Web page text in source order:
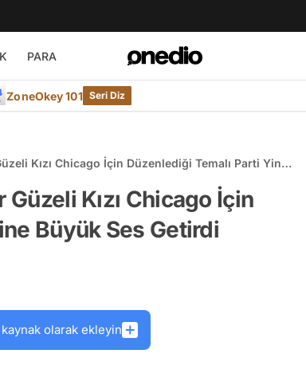
PARA
ZoneOkey 101 Seri Diz
Kızı Chicago İçin Düzenlediği Temalı Parti Yine
Kızı Chicago İçin
Büyük Ses Getirdi
olarak ekleyin